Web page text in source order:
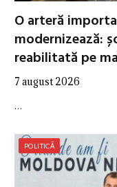
O arteră
modernizează:
reabilitată pe
7 august 2026
…
POLITICĂ